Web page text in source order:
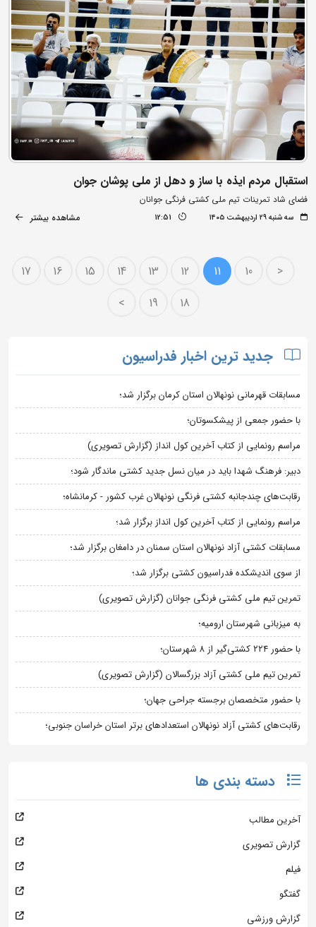
استقبال مردم ایذه با ساز و دهل از ملی پوشان جوان
فضای شاد تمرینات تیم ملی کشتی فرنگی جوانان
سه شنبه ۲۹ اردیبهشت ۱۴۰۵ 12:51 مشاهده بیشتر
<
10
11
12
13
14
15
16
17
18
19
>
جدید ترین اخبار فدراسیون
مسابقات قهرمانی نونهالان استان کرمان برگزار شد؛
با حضور جمعی از پیشکسوتان؛
مراسم رونمایی از کتاب آخرین کول انداز (گزارش تصویری)
دبیر: فرهنگ شهدا باید در میان نسل جدید کشتی ماندگار شود؛
رقابت‌های چندجانبه کشتی فرنگی نونهالان غرب کشور - کرمانشاه؛
مراسم رونمایی از کتاب آخرین کول انداز برگزار شد؛
مسابقات کشتی آزاد نونهالان استان سمنان در دامغان برگزار شد؛
از سوی اندیشکده فدراسیون کشتی برگزار شد؛
تمرین تیم ملی کشتی فرنگی جوانان (گزارش تصویری)
به میزبانی شهرستان ارومیه؛
با حضور ۲۲۴ کشتی‌گیر از ۸ شهرستان؛
تمرین تیم ملی کشتی آزاد بزرگسالان (گزارش تصویری)
با حضور متخصصان برجسته جراحی جهان؛
رقابت‌های کشتی آزاد نونهالان استعدادهای برتر استان خراسان جنوبی؛
دسته بندی ها
آخرین مطالب
گزارش تصویری
فیلم
گفتگو
گزارش ورزشی